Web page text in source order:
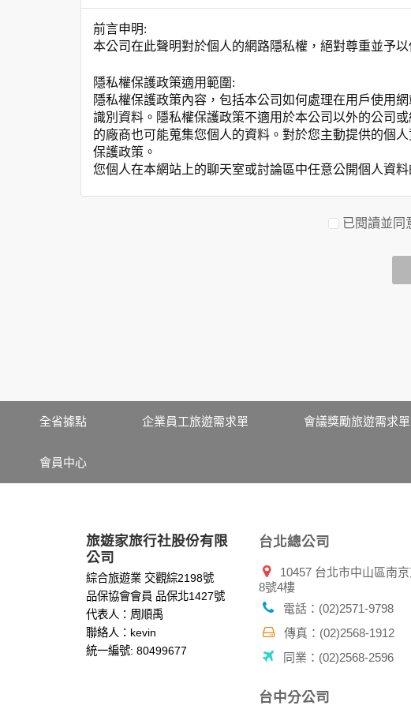
前言申明:
本公司在此聲明對於個人的網路隱私權，絕對尊重並予
隱私權保護政策適用範圍:
隱私權保護政策內容，包括本公司如何處理在用戶使用
識別資料。隱私權保護政策不適用於本公司以外的公司
的廠商也可能蒐集您個人的資料。對於您主動提供的個
保護政策。
您個人在本網站上的聊天室或討論區中任意公開個人資
為了在本網站提供您最佳的互動性服務，可能會請您提
於一般瀏覽時，伺服器會自行記錄相關行徑，包括您使
其他除了上述，會保留您在上網瀏覽或查詢時，伺服器
錄等。本網站會對個別連線者的瀏覽器予以標示，歸納
本網站將在事前或註冊登錄取得您的同意後，傳送商業
資料使用:
本公司不會向任何人出售或出借您的個人識別資料。
在以下情況下， 本公司會向其他人士或公司提供您的個人
1.遵守法令或政府機關的要求；或我們發覺您在網站上
2.為了保護使用者個人隱私，我們無法為您查詢其他使
配合警政單位調查並提供所有相關資料，以協助調查及破
自我保護措施:
服務後，務必記得登出帳戶或關閉網頁瀏覽器，以防止
已閱讀並同
全省據點 企業員工旅遊需求單 會議獎勵旅遊需求單
會員中心
旅遊家旅行社股份有限
公司
綜合旅遊業 交觀綜2198號
品保協會會員 品保北1427號
代表人：周順禹
聯絡人：kevin
統一編號: 80499677
台北總公司
10457 台北市中山區南
8號4樓
電話：(02)2571-9798
傳真：(02)2568-1912
同業：(02)2568-2596
台中分公司